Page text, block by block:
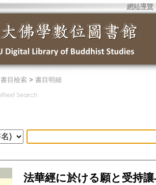
網站導覽
書目檢索 > 書目明細
法華經に於ける願と受持